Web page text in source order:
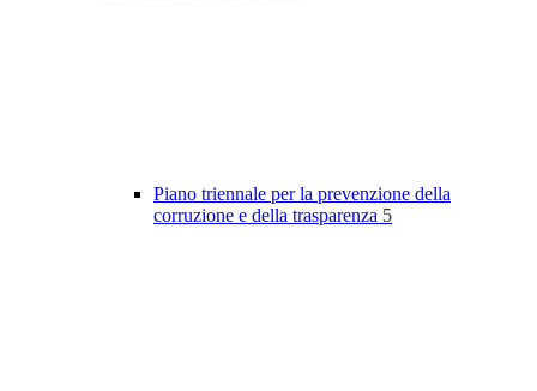
Piano triennale per la prevenzione della
corruzione e della trasparenza 5